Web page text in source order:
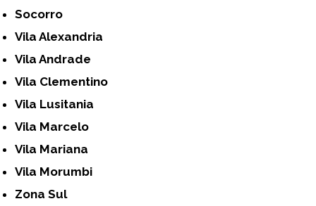
Socorro
Vila Alexandria
Vila Andrade
Vila Clementino
Vila Lusitania
Vila Marcelo
Vila Mariana
Vila Morumbi
Zona Sul